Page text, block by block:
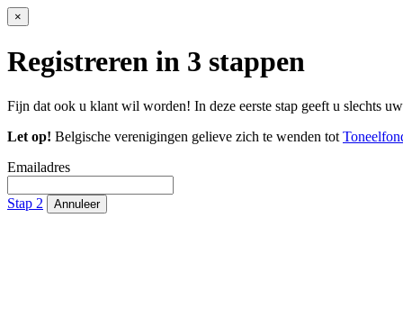
×
Registreren in 3 stappen
Fijn dat ook u klant wil worden! In deze eerste stap geeft u slechts
Let op! Belgische verenigingen gelieve zich te wenden tot
Emailadres
Stap 2 Annuleer